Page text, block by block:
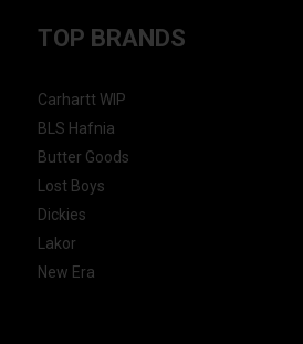
TOP BRANDS
Carhartt WIP
BLS Hafnia
Butter Goods
Lost Boys
Dickies
Lakor
New Era